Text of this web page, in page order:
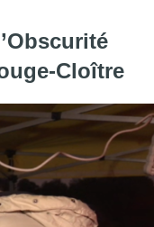
Cloître